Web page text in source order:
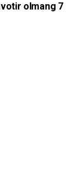
olmang 7